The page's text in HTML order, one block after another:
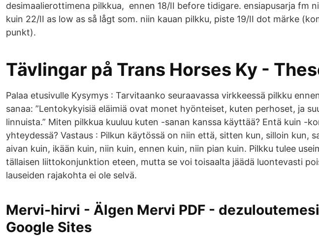
desimaalierottimena pilkkua, ennen 18/II before tidigare. ensiapusarja fm
kuin 22/II as low as så lågt som. niin kauan pilkku, piste 19/II dot märke
punkt).
Tävlingar på Trans Horses Ky -
Palaa etusivulle Kysymys : Tarvitaanko seuraavassa virkkeessä pilkku
sanaa: ”Lentokykyisiä eläimiä ovat monet hyönteiset, kuten perhoset, ja
linnuista.” Miten pilkkua kuuluu kuten -sanan kanssa käyttää? Entä kuin -
yhteydessä? Vastaus : Pilkun käytössä on niin että, sitten kun, silloin kun,
aivan kuin, ikään kuin, niin kuin, ennen kuin, niin pian kuin. Pilkku tulee
tällaisen liittokonjunktion eteen, mutta se voi toisaalta jäädä luontevasti
lauseiden rajakohta ei ole selvä.
Mervi-hirvi - Älgen Mervi PDF -
Google Sites